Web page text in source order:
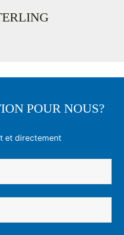
POUR NOUS?
et directement